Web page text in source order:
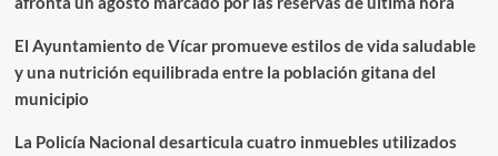
El Ayuntamiento de Vícar promueve estilos de vida saludable
y una nutrición equilibrada entre la población gitana del
municipio
La Policía Nacional desarticula cuatro inmuebles utilizados